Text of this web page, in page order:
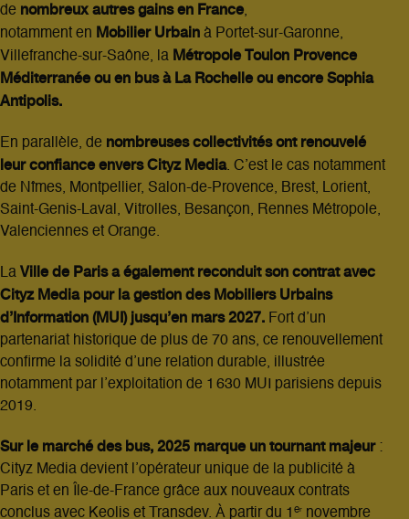
de nombreux autres gains en France,
notamment en Mobilier Urbain à Portet‑sur‑Garonne,
Villefranche‑sur‑Saône, la Métropole Toulon Provence
Méditerranée ou en bus à La Rochelle ou encore Sophia
Antipolis.
En parallèle, de nombreuses collectivités ont renouvelé
leur confiance envers Cityz Media. C’est le cas notamment
de Nîmes, Montpellier, Salon‑de‑Provence, Brest, Lorient,
Saint‑Genis‑Laval, Vitrolles, Besançon, Rennes Métropole,
Valenciennes et Orange.
La Ville de Paris a également reconduit son contrat avec
Cityz Media pour la gestion des Mobiliers Urbains
d’Information (MUI) jusqu’en mars 2027. Fort d’un
partenariat historique de plus de 70 ans, ce renouvellement
confirme la solidité d’une relation durable, illustrée
notamment par l’exploitation de 1 630 MUI parisiens depuis
2019.
Sur le marché des bus, 2025 marque un tournant majeur:
Cityz Media devient l’opérateur unique de la publicité à
Paris et en Île‑de‑France grâce aux nouveaux contrats
conclus avec Keolis et Transdev. À partir du 1ᵉʳ novembre